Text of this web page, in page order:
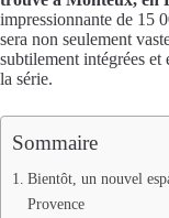
impressionnante de 15
sera non seulement
subtilement intégrées
la série.
Sommaire
Bientôt, un nouvel
Provence